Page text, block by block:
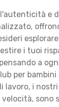
e
i tuoi
a
per
lavoro, i